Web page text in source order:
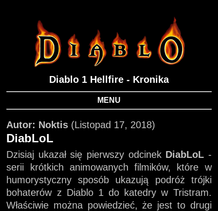
Diablo 1 Hellfire - Kronika
MENU
Autor: Noktis (Listopad 17, 2018)
DiabLoL
Dzisiaj ukazał się pierwszy odcinek DiabLoL -
serii krótkich animowanych filmików, które w
humorystyczny sposób ukazują podróż trójki
bohaterów z Diablo 1 do katedry w Tristram.
Właściwie można powiedzieć, że jest to drugi